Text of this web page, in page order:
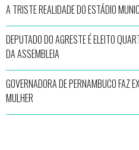
A TRISTE REALIDADE DO ESTÁDIO
DEPUTADO DO AGRESTE É ELEITO
DA ASSEMBLEIA
GOVERNADORA DE PERNAMBUCO FAZ
MULHER